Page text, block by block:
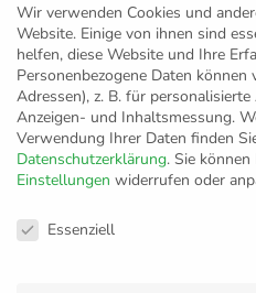
Wir verwenden Cookies und
Website. Einige von ihnen sind
helfen, diese Website und Ihre
Personenbezogene Daten
Adressen), z. B. für
Anzeigen- und Inhaltsmessung.
Verwendung Ihrer Daten finden
Datenschutzerklärung. Sie
Einstellungen widerrufen oder
Datenschutzeinstellungen
Essenziell